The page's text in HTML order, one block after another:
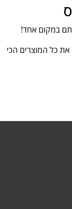
במקום אחד!
כל המוצרים הכי